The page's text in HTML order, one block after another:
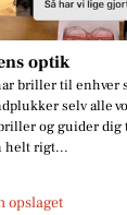
optik
briller til enhver
selv alle
og guider dig
helt rigt...
opslaget